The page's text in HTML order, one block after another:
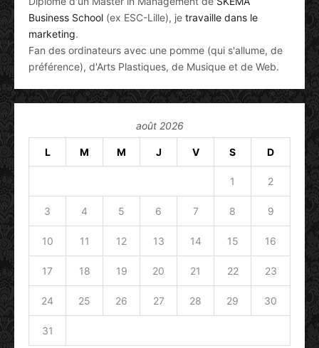
Business School (ex ESC-Lille), je travaille dans le
marketing.
Fan des ordinateurs avec une pomme (qui s'allume, de
préférence), d'Arts Plastiques, de Musique et de Web.
août 2026
L M M J V S D
1 2
3 4 5 6 7 8 9
10 11 12 13 14 15 16
17 18 19 20 21 22 23
24 25 26 27 28 29 30
31